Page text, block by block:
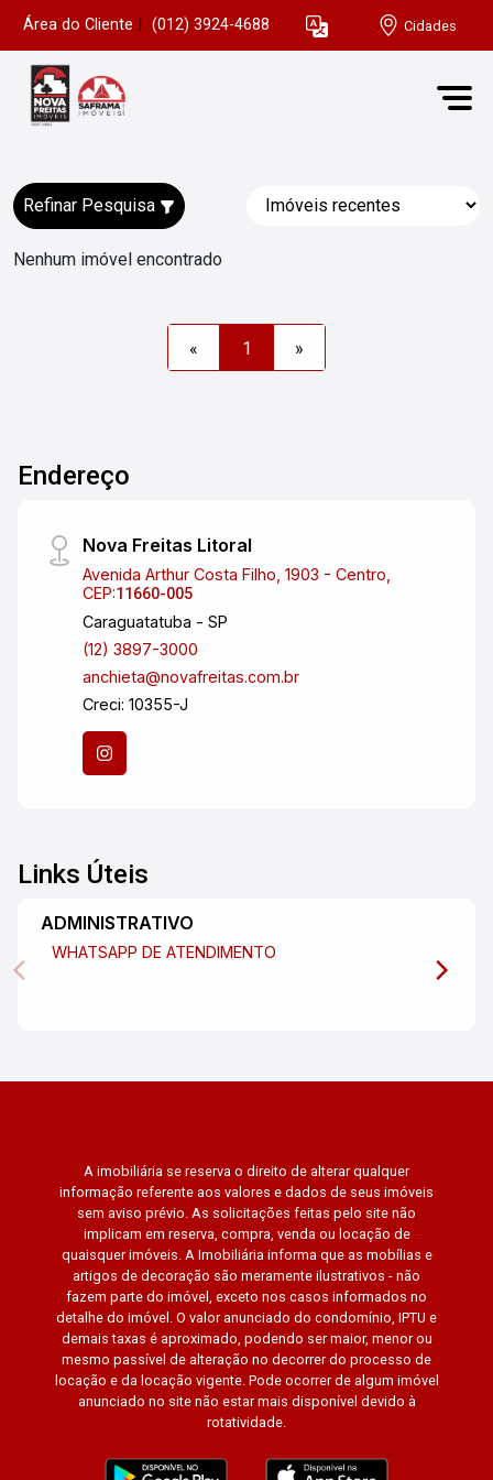
Área do Cliente (012) 3924-4688 Cidades
Refinar Pesquisa
Nenhum imóvel encontrado
« 1 »
Endereço
Nova Freitas Litoral
Avenida Arthur Costa Filho, 1903 - Centro,
CEP:11660-005
Caraguatatuba - SP
(12) 3897-3000
anchieta@novafreitas.com.br
Creci: 10355-J
Links Úteis
ADMINISTRATIVO
WHATSAPP DE ATENDIMENTO
A imobiliária se reserva o direito de alterar qualquer
informação referente aos valores e dados de seus imóveis
sem aviso prévio. As solicitações feitas pelo site não
implicam em reserva, compra, venda ou locação de
quaisquer imóveis. A Imobiliária informa que as mobílias e
artigos de decoração são meramente ilustrativos - não
fazem parte do imóvel, exceto nos casos informados no
detalhe do imóvel. O valor anunciado do condomínio, IPTU e
demais taxas é aproximado, podendo ser maior, menor ou
mesmo passível de alteração no decorrer do processo de
locação e da locação vigente. Pode ocorrer de algum imóvel
anunciado no site não estar mais disponível devido à
rotatividade.